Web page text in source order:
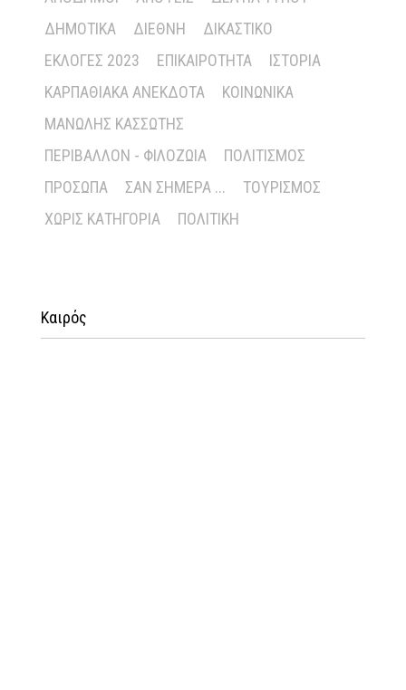
ΔΗΜΟΤΙΚΆ
ΔΙΕΘΝΉ
ΔΙΚΑΣΤΙΚΌ
ΕΚΛΟΓΈΣ 2023
ΕΠΙΚΑΙΡΌΤΗΤΑ
ΙΣΤΟΡΊΑ
ΚΑΡΠΑΘΙΑΚΆ ΑΝΈΚΔΟΤΑ
ΚΟΙΝΩΝΙΚΆ
ΜΑΝΏΛΗΣ ΚΑΣΣΏΤΗΣ
ΠΕΡΙΒΆΛΛΟΝ - ΦΙΛΟΖΩΊΑ
ΠΟΛΙΤΙΣΜΌΣ
ΠΡΌΣΩΠΑ
ΣΑΝ ΣΉΜΕΡΑ ...
ΤΟΥΡΙΣΜΌΣ
ΧΩΡΊΣ ΚΑΤΗΓΟΡΊΑ
ΠΟΛΙΤΙΚΉ
Καιρός